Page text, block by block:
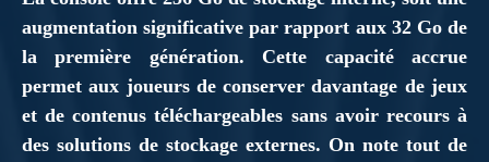
augmentation significative par rapport aux 32 Go de
la première génération. Cette capacité accrue
permet aux joueurs de conserver davantage de jeux
et de contenus téléchargeables sans avoir recours à
des solutions de stockage externes. On note tout de